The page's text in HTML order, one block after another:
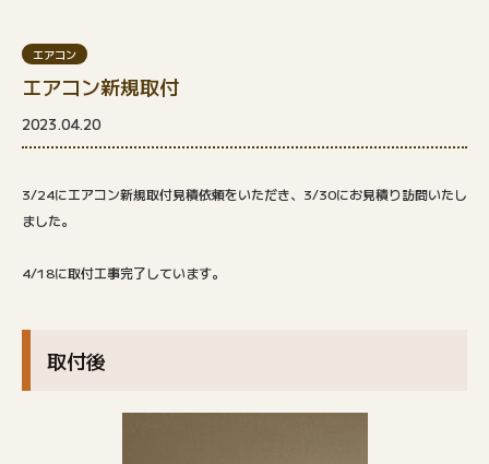
エアコン
エアコン新規取付
2023.04.20
3/24にエアコン新規取付見積依頼をいただき、3/30にお見積り訪問いたし
ました。
4/18に取付工事完了しています。
取付後